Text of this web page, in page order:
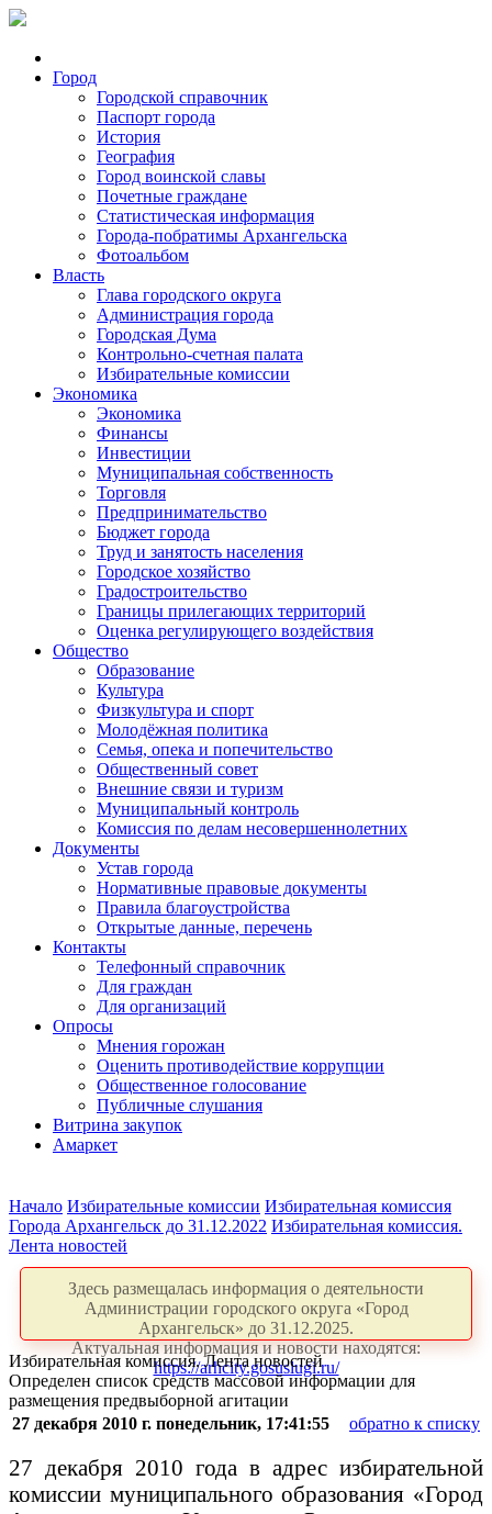
Город
Городской справочник
Паспорт города
История
География
Город воинской славы
Почетные граждане
Статистическая информация
Города-побратимы Архангельска
Фотоальбом
Власть
Глава городского округа
Администрация города
Городская Дума
Контрольно-счетная палата
Избирательные комиссии
Экономика
Экономика
Финансы
Инвестиции
Муниципальная собственность
Торговля
Предпринимательство
Бюджет города
Труд и занятость населения
Городское хозяйство
Градостроительство
Границы прилегающих территорий
Оценка регулирующего воздействия
Общество
Образование
Культура
Физкультура и спорт
Молодёжная политика
Семья, опека и попечительство
Общественный совет
Внешние связи и туризм
Муниципальный контроль
Комиссия по делам несовершеннолетних
Документы
Устав города
Нормативные правовые документы
Правила благоустройства
Открытые данные, перечень
Контакты
Телефонный справочник
Для граждан
Для организаций
Опросы
Мнения горожан
Оценить противодействие коррупции
Общественное голосование
Публичные слушания
Витрина закупок
Амаркет
Начало Избирательные комиссии Избирательная комиссия
Города Архангельск до 31.12.2022 Избирательная комиссия.
Лента новостей
Здесь размещалась информация о деятельности
Администрации городского округа «Город
Архангельск» до 31.12.2025.
Актуальная информация и новости находятся:
https://arhcity.gosuslugi.ru/
Избирательная комиссия. Лента новостей
Определен список средств массовой информации для
размещения предвыборной агитации
27 декабря 2010 г. понедельник, 17:41:55
обратно к списку
27 декабря 2010 года в адрес избирательной
комиссии муниципального образования «Город